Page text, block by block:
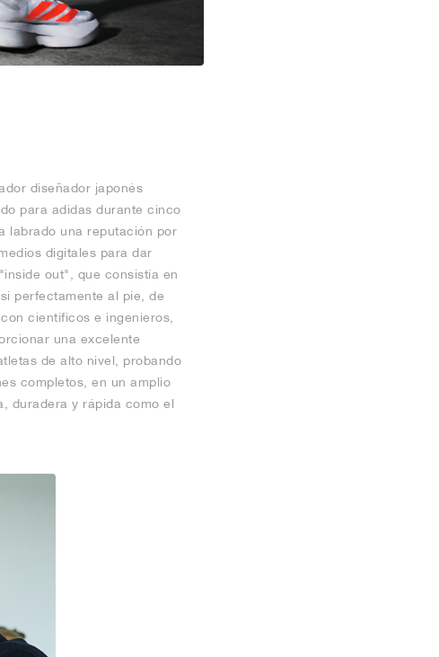
diseñador japonés
para adidas durante cinco
labrado una reputación por
digitales para dar
out", que consistía en
perfectamente al pie, de
científicos e ingenieros,
una excelente
de alto nivel, probando
completos, en un amplio
duradera y rápida como el